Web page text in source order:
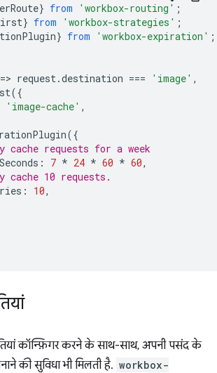
} from 'workbox-routing' ;
} from 'workbox-strategies' ;
} from 'workbox-expiration' ;
=> request .destination === 'image' ,
({
'image-cache' ,
({
cache requests for a week
: 7 * 24 * 60 * 60,
cache 10 requests.
: 10,
कॉन्फ़िगर करने के साथ-साथ, अपनी पसंद के
की सुविधा भी मिलती है. workbox-